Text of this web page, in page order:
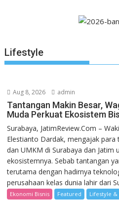
Lifestyle
Aug 8, 2026 admin
Tantangan Makin Besar,
Muda Perkuat Ekosistem
Surabaya, JatimReview.Com –
Elestianto Dardak, mengajak
dan UMKM di Surabaya dan Jatim
ekosistemnya. Sebab tantangan
terutama dengan hadirnya
perusahaan kelas dunia lahir dari
Ekonomi Bisnis Featured Lifestyle